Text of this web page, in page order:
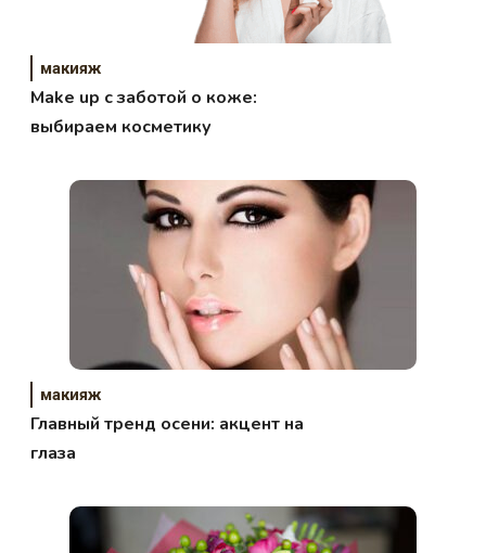
макияж
Make up с заботой о коже:
выбираем косметику
макияж
Главный тренд осени: акцент на
глаза